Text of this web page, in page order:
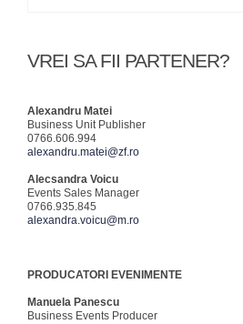
VREI SA FII PARTENER?
Alexandru Matei
Business Unit Publisher
0766.606.994
alexandru.matei@zf.ro
Alecsandra Voicu
Events Sales Manager
0766.935.845
alexandra.voicu@m.ro
PRODUCATORI EVENIMENTE
Manuela Panescu
Business Events Producer